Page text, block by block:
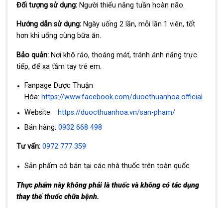
Đối tượng sử dụng: Người thiểu năng tuần hoàn não.
Hướng dẫn sử dụng: Ngày uống 2 lần, mỗi lần 1 viên, tốt
hơn khi uống cùng bữa ăn.
Bảo quản: Nơi khô ráo, thoáng mát, tránh ánh nắng trực
tiếp, để xa tầm tay trẻ em.
Fanpage Dược Thuận
Hóa: https://www.facebook.com/duocthuanhoa.official
Website:
https://duocthuanhoa.vn/san-pham/
Bán hàng: 0932 668 498
Tư vấn: 0972 777 359
Sản phẩm có bán tại các nhà thuốc trên toàn quốc
Thực phẩm này không phải là thuốc và không có tác dụng
thay thế thuốc chữa bệnh.